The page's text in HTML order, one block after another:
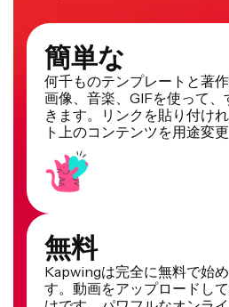
簡単な
何千ものテンプレートと著作
画像、音楽、GIFを使って
きます。リンクを貼り付け
ト上のコンテンツを用途変更
無料
Kapwingは完全に無料で始
す。動画をアップロードし